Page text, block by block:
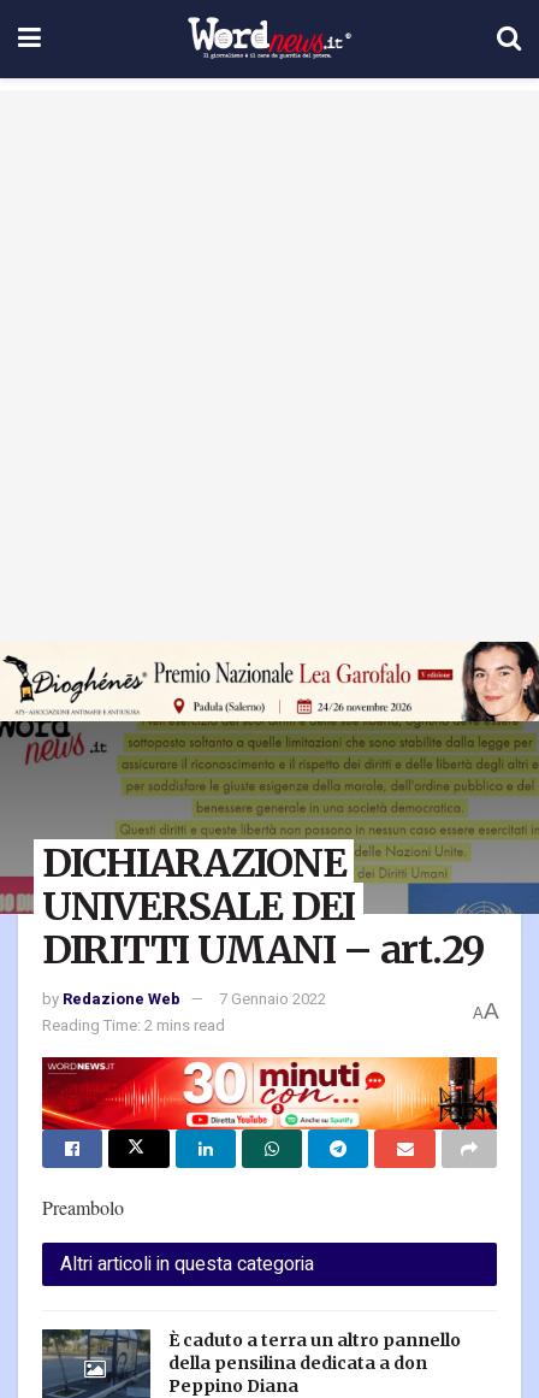
DICHIARAZIONE
UNIVERSALE DEI
DIRITTI UMANI – art.29
by Redazione Web
7 Gennaio 2022
Reading Time: 2 mins read
AA
Preambolo
Altri articoli in questa categoria
È caduto a terra un altro pannello
della pensilina dedicata a don
Peppino Diana